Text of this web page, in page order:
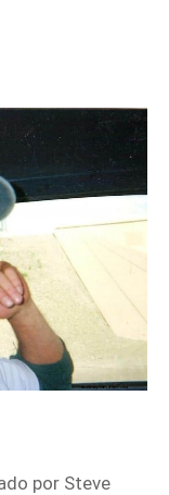
por Steve